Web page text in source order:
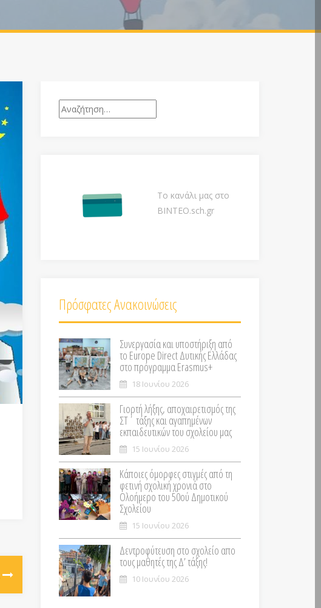
Αναζήτηση
για:
Το κανάλι μας στο
ΒΙΝΤΕΟ.sch.gr
Πρόσφατες Ανακοινώσεις
Συνεργασία και υποστήριξη από
το Europe Direct Δυτικής Ελλάδας
στο πρόγραμμα Erasmus+
18 Ιουνίου 2026
Γιορτή λήξης, αποχαιρετισμός της
ΣΤ΄ τάξης και αγαπημένων
εκπαιδευτικών του σχολείου μας
15 Ιουνίου 2026
Κάποιες όμορφες στιγμές από τη
φετινή σχολική χρονιά στο
Ολοήμερο του 50ού Δημοτικού
Σχολείου
15 Ιουνίου 2026
Δεντροφύτευση στο σχολείο απο
τους μαθητές της Δ’ τάξης!
10 Ιουνίου 2026